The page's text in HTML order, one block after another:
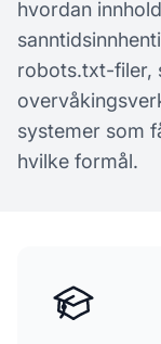
hvordan
robots.txt-filer,
systemer som
hvilke formål.